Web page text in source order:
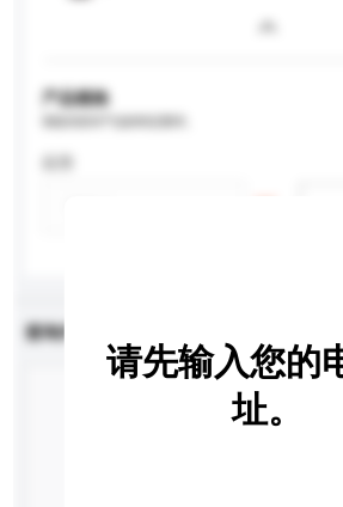
产品规格
查询内容
请先输入您的
址。